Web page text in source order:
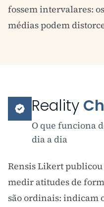
fossem intervalares:
médias podem
Reality
O que funciona
dia a dia
Rensis Likert
medir atitudes de
são ordinais: indicam